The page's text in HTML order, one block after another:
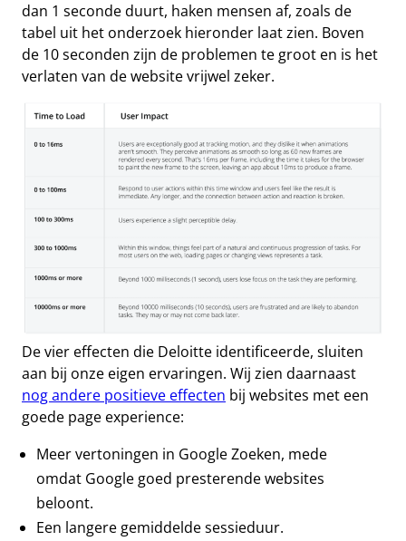
dan 1 seconde duurt, haken mensen af, zoals de
tabel uit het onderzoek hieronder laat zien. Boven
de 10 seconden zijn de problemen te groot en is het
verlaten van de website vrijwel zeker.
De vier effecten die Deloitte identificeerde, sluiten
aan bij onze eigen ervaringen. Wij zien daarnaast
nog andere positieve effecten bij websites met een
goede page experience:
Meer vertoningen in Google Zoeken, mede
omdat Google goed presterende websites
beloont.
Een langere gemiddelde sessieduur.